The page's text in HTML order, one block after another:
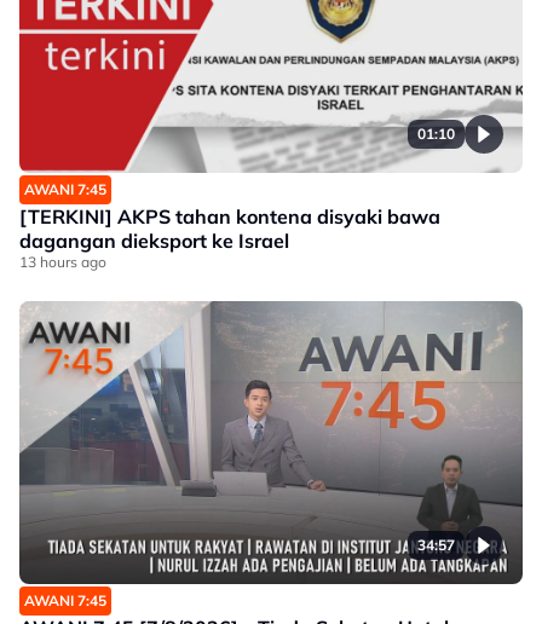
01:10
AWANI 7:45
[TERKINI] AKPS tahan kontena disyaki bawa
dagangan dieksport ke Israel
13 hours ago
34:57
AWANI 7:45